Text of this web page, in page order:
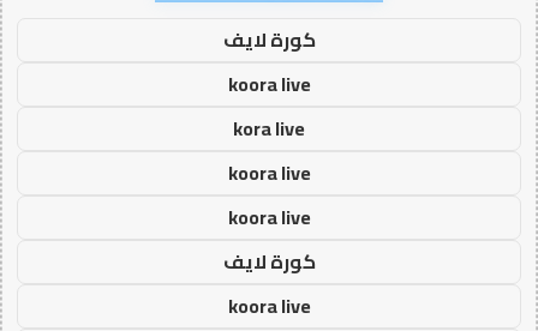
كورة لايف
koora live
kora live
koora live
koora live
كورة لايف
koora live